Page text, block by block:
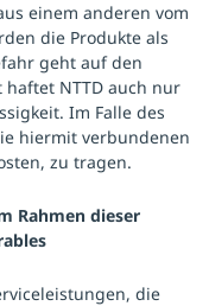
einem anderen vom
die Produkte als
geht auf den
NTTD auch nur
Im Falle des
hiermit verbundenen
zu tragen.
Rahmen dieser
die